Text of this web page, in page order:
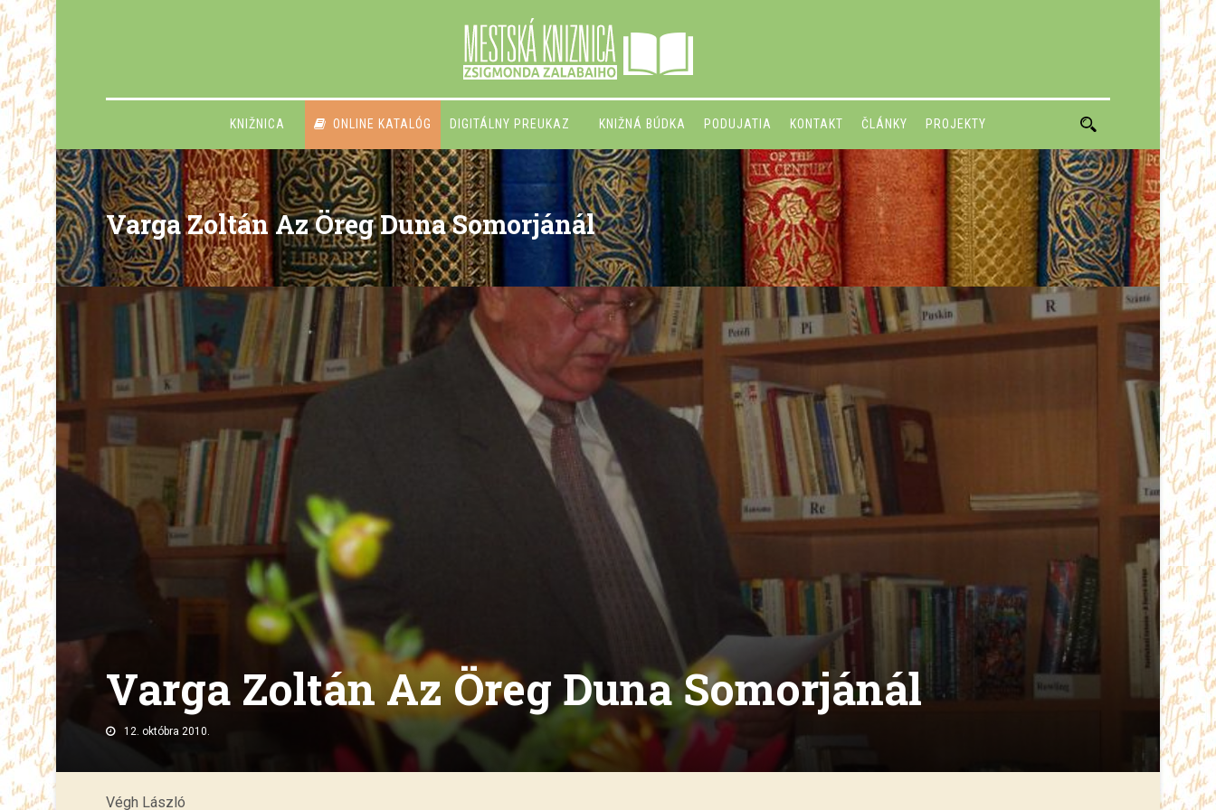
KNIŽNICA ONLINE KATALÓG DIGITÁLNY PREUKAZ KNIŽNÁ BÚDKA PODUJATIA KONTAKT ČLÁNKY PROJEKTY
Varga Zoltán Az Öreg Duna Somorjánál
Varga Zoltán Az Öreg Duna Somorjánál
12. októbra 2010.
Végh László